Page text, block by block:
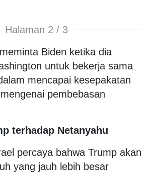
Halaman 2 / 3
Biden ketika dia
untuk bekerja sama
mencapai kesepakatan
pembebasan
terhadap Netanyahu
percaya bahwa Trump akan
yang jauh lebih besar